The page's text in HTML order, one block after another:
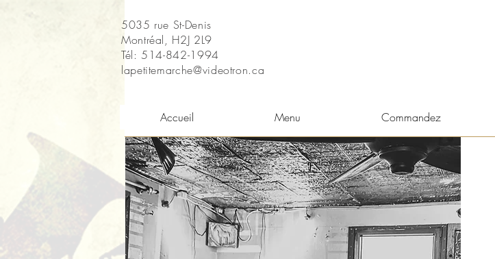
5035 rue St-Denis
Montréal, H2J 2L9
Tél: 514-842-1994
lapetitemarche@videotron.ca
Accueil Menu Commandez